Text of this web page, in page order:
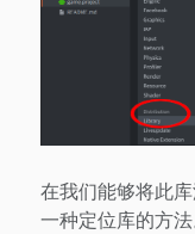
在我们能够将此
一种定位库的方法